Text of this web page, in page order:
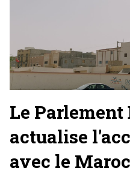
Le Parlement
actualise
avec le